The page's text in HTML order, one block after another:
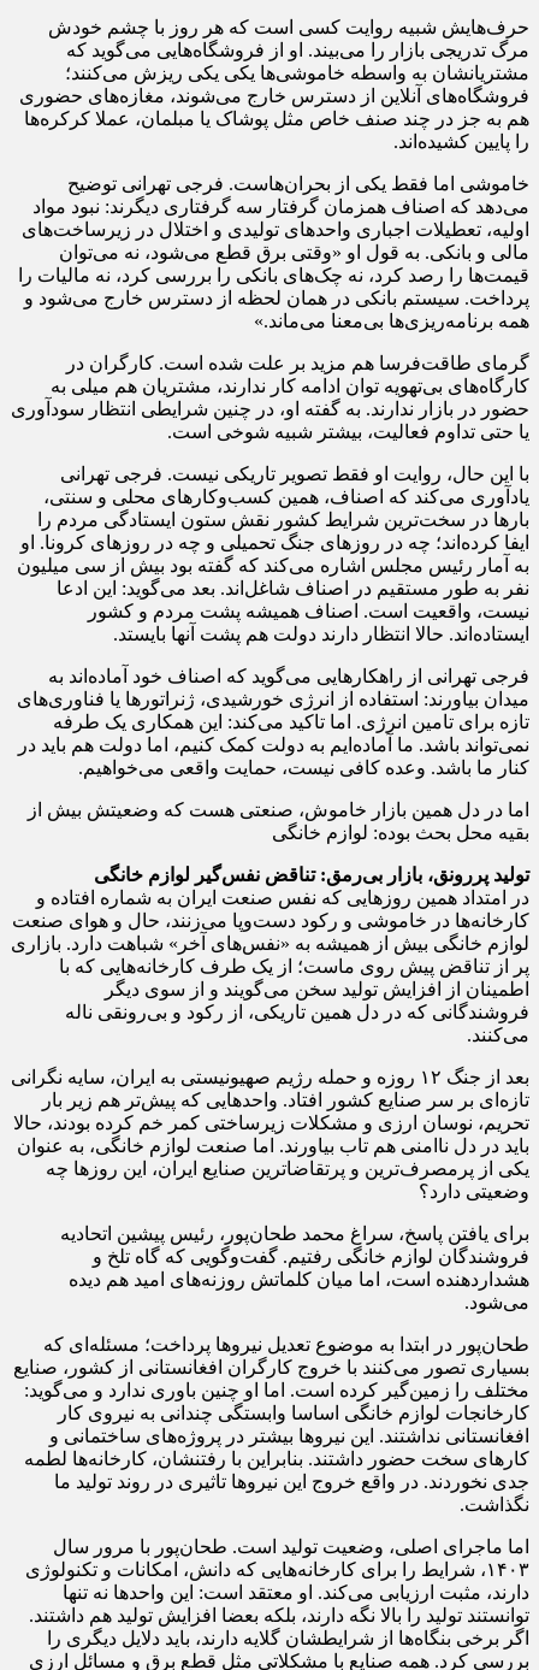
حرف‌هایش شبیه روایت کسی است که هر روز با چشم خودش
مرگ تدریجی بازار را می‌بیند. او از فروشگاه‌هایی می‌گوید که
مشتریانشان به واسطه خاموشی‌ها یکی ‌یکی ریزش می‌کنند؛
فروشگاه‌های آنلاین از دسترس خارج می‌شوند، مغازه‌های حضوری
هم به جز در چند صنف خاص مثل پوشاک یا مبلمان، عملا کرکره‌ها
را پایین کشیده‌اند.
خاموشی اما فقط یکی از بحران‌هاست. فرجی تهرانی توضیح
می‌دهد که اصناف همزمان گرفتار سه گرفتاری دیگرند: نبود مواد
اولیه، تعطیلات اجباری واحدهای تولیدی و اختلال در زیرساخت‌های
مالی و بانکی. به قول او «وقتی برق قطع می‌شود، نه می‌توان
قیمت‌ها را رصد کرد، نه چک‌های بانکی را بررسی کرد، نه مالیات را
پرداخت. سیستم بانکی در همان لحظه از دسترس خارج می‌شود و
همه برنامه‌ریزی‌ها بی‌معنا می‌ماند.»
گرمای طاقت‌فرسا هم مزید بر علت شده است. کارگران در
کارگاه‌های بی‌تهویه توان ادامه کار ندارند، مشتریان هم میلی به
حضور در بازار ندارند. به گفته او، در چنین شرایطی انتظار سودآوری
یا حتی تداوم فعالیت، بیشتر شبیه شوخی است.
با این حال، روایت او فقط تصویر تاریکی نیست. فرجی تهرانی
یادآوری می‌کند که اصناف، همین کسب‌وکارهای محلی و سنتی،
بارها در سخت‌ترین شرایط کشور نقش ستون ایستادگی مردم را
ایفا کرده‌اند؛ چه در روزهای جنگ تحمیلی و چه در روزهای کرونا. او
به آمار رئیس مجلس اشاره می‌کند که گفته بود بیش از سی میلیون
نفر به طور مستقیم در اصناف شاغل‌اند. بعد می‌گوید: این ادعا
نیست، واقعیت است. اصناف همیشه پشت مردم و کشور
ایستاده‌اند. حالا انتظار دارند دولت هم پشت آنها بایستد.
فرجی تهرانی از راهکارهایی می‌گوید که اصناف خود آماده‌اند به
میدان بیاورند: استفاده از انرژی خورشیدی، ژنراتورها یا فناوری‌های
تازه برای تامین انرژی. اما تاکید می‌کند: این همکاری یک‌ طرفه
نمی‌تواند باشد. ما آماده‌ایم به دولت کمک کنیم، اما دولت هم باید در
کنار ما باشد. وعده کافی نیست، حمایت واقعی می‌خواهیم.
اما در دل همین بازار خاموش، صنعتی هست که وضعیتش بیش از
بقیه محل بحث بوده: لوازم خانگی
تولید پررونق، بازار بی‌رمق: تناقض نفس‌گیر لوازم خانگی
در امتداد همین روزهایی که نفس صنعت ایران به شماره افتاده و
کارخانه‌ها در خاموشی و رکود دست‌وپا می‌زنند، حال‌ و هوای صنعت
لوازم خانگی بیش از همیشه به «نفس‌های آخر» شباهت دارد. بازاری
پر از تناقض پیش روی ماست؛ از یک طرف کارخانه‌هایی که با
اطمینان از افزایش تولید سخن می‌گویند و از سوی دیگر
فروشندگانی که در دل همین تاریکی، از رکود و بی‌رونقی ناله
می‌کنند.
بعد از جنگ ۱۲ روزه و حمله رژیم صهیونیستی به ایران، سایه نگرانی
تازه‌ای بر سر صنایع کشور افتاد. واحدهایی که پیش‌تر هم زیر بار
تحریم، نوسان ارزی و مشکلات زیرساختی کمر خم کرده بودند، حالا
باید در دل ناامنی هم تاب بیاورند. اما صنعت لوازم خانگی، به عنوان
یکی از پرمصرف‌ترین و پرتقاضاترین صنایع ایران، این روزها چه
وضعیتی دارد؟
برای یافتن پاسخ، سراغ محمد طحان‌پور، رئیس پیشین اتحادیه
فروشندگان لوازم خانگی رفتیم. گفت‌وگویی که گاه تلخ و
هشداردهنده است، اما میان کلماتش روزنه‌های امید هم دیده
می‌شود.
طحان‌پور در ابتدا به موضوع تعدیل نیروها پرداخت؛ مسئله‌ای که
بسیاری تصور می‌کنند با خروج کارگران افغانستانی از کشور، صنایع
مختلف را زمین‌گیر کرده است. اما او چنین باوری ندارد و می‌گوید:
کارخانجات لوازم خانگی اساسا وابستگی چندانی به نیروی کار
افغانستانی نداشتند. این نیروها بیشتر در پروژه‌های ساختمانی و
کارهای سخت حضور داشتند. بنابراین با رفتنشان، کارخانه‌ها لطمه
جدی نخوردند. در واقع خروج این نیروها تاثیری در روند تولید ما
نگذاشت.
اما ماجرای اصلی، وضعیت تولید است. طحان‌پور با مرور سال
۱۴۰۳، شرایط را برای کارخانه‌هایی که دانش، امکانات و تکنولوژی
دارند، مثبت ارزیابی می‌کند. او معتقد است: این واحدها نه‌ تنها
توانستند تولید را بالا نگه دارند، بلکه بعضا افزایش تولید هم داشتند.
اگر برخی بنگاه‌ها از شرایطشان گلایه دارند، باید دلایل دیگری را
بررسی کرد. همه صنایع با مشکلاتی مثل قطع برق و مسائل ارزی